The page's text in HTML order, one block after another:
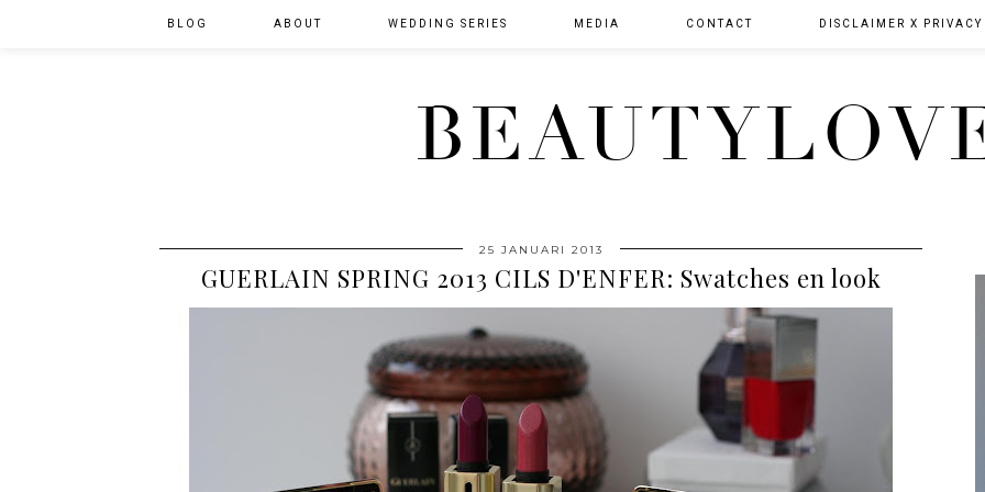
BLOG ABOUT WEDDING SERIES MEDIA CONTACT DISCLAIMER X PRIVACY
25 JANUARI 2013
GUERLAIN SPRING 2013 CILS D'ENFER: Swatches en look